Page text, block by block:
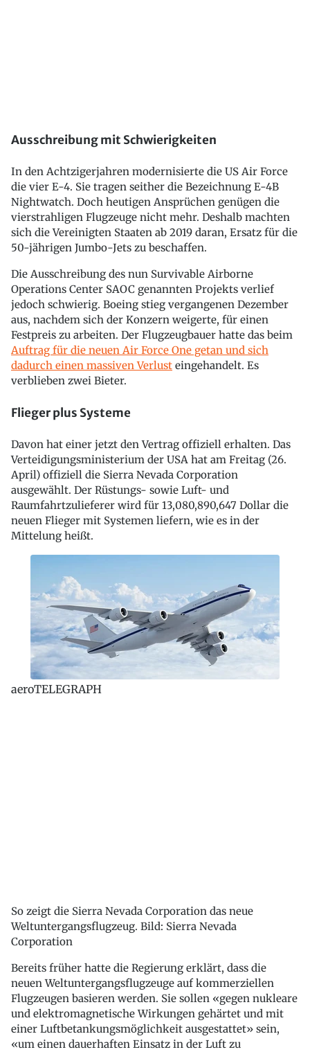
Ausschreibung mit Schwierigkeiten
In den Achtzigerjahren modernisierte die US Air Force
die vier E-4. Sie tragen seither die Bezeichnung E-4B
Nightwatch. Doch heutigen Ansprüchen genügen die
vierstrahligen Flugzeuge nicht mehr. Deshalb machten
sich die Vereinigten Staaten ab 2019 daran, Ersatz für die
50-jährigen Jumbo-Jets zu beschaffen.
Die Ausschreibung des nun Survivable Airborne
Operations Center SAOC genannten Projekts verlief
jedoch schwierig. Boeing stieg vergangenen Dezember
aus, nachdem sich der Konzern weigerte, für einen
Festpreis zu arbeiten. Der Flugzeugbauer hatte das beim
Auftrag für die neuen Air Force One getan und sich
dadurch einen massiven Verlust eingehandelt. Es
verblieben zwei Bieter.
Flieger plus Systeme
Davon hat einer jetzt den Vertrag offiziell erhalten. Das
Verteidigungsministerium der USA hat am Freitag (26.
April) offiziell die Sierra Nevada Corporation
ausgewählt. Der Rüstungs- sowie Luft- und
Raumfahrtzulieferer wird für 13,080,890,647 Dollar die
neuen Flieger mit Systemen liefern, wie es in der
Mittelung heißt.
aeroTELEGRAPH
So zeigt die Sierra Nevada Corporation das neue
Weltuntergangsflugzeug. Bild: Sierra Nevada
Corporation
Bereits früher hatte die Regierung erklärt, dass die
neuen Weltuntergangsflugzeuge auf kommerziellen
Flugzeugen basieren werden. Sie sollen «gegen nukleare
und elektromagnetische Wirkungen gehärtet und mit
einer Luftbetankungsmöglichkeit ausgestattet» sein,
«um einen dauerhaften Einsatz in der Luft zu